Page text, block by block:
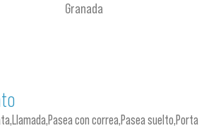
Granada
con correa,Pasea suelto,Porta